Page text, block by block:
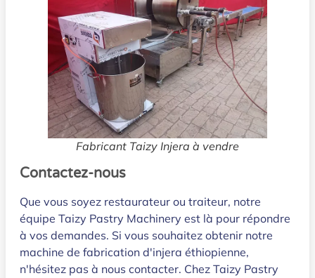
Fabricant Taizy Injera à vendre
Contactez-nous
Que vous soyez restaurateur ou traiteur, notre
équipe Taizy Pastry Machinery est là pour répondre
à vos demandes. Si vous souhaitez obtenir notre
machine de fabrication d'injera éthiopienne,
n'hésitez pas à nous contacter. Chez Taizy Pastry